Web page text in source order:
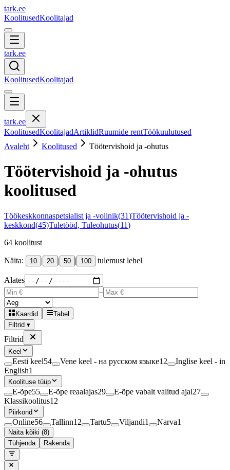
tark.ee
KoolitusedKoolitajad
tark.ee
KoolitusedKoolitajad
tark.ee
KoolitusedKoolitajadArtiklidRuumide rentTöökuulutused
Avaleht
Koolitused Töötervishoid ja -ohutus
Töötervishoid ja -ohutus
koolitused
Töökeskkonnaspetsialist ja -volinik(31)Töötervishoid ja -
keskkond(45)Tuletööd, Tuleohutus(11)
64 koolitust
Näita: 10 | 20 | 50 | 100 tulemust lehel
Alates
–
Kaardid
Tabel
Filtrid ▾
Filtrid
Keel
Eesti keel54 Vene keel - на русском языке12
Inglise keel - in
English1
Koolituse tüüp
E-õpe55 E-õpe reaalajas29 E-õpe vabalt valitud ajal27
Klassikoolitus12
Piirkond
Online56 Tallinn12 Tartu5 Viljandi1 Narva1
Näita kõiki (8)
Tühjenda
Rakenda